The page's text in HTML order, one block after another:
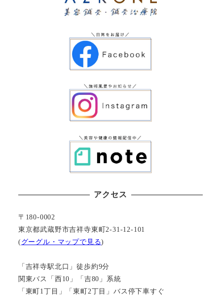
アクセス
〒180-0002
東京都武蔵野市吉祥寺東町2-31-12-101
(グーグル・マップで見る)
「吉祥寺駅北口」徒歩約9分
関東バス「西10」「吉80」系統
「東町1丁目」「東町2丁目」バス停下車すぐ